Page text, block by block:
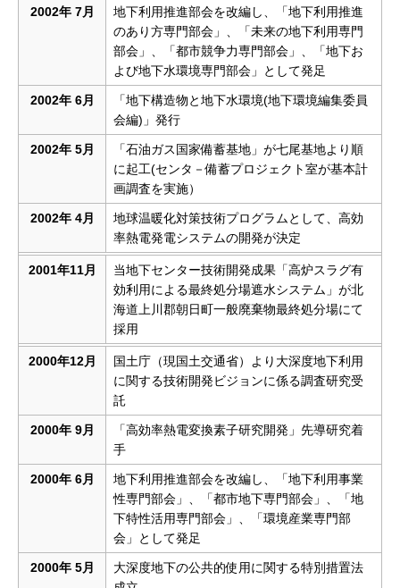
2002年 7月
地下利用推進部会を改編し、「地下利用推進
のあり方専門部会」、「未来の地下利用専門
部会」、「都市競争力専門部会」、「地下お
よび地下水環境専門部会」として発足
2002年 6月
「地下構造物と地下水環境(地下環境編集委員
会編)」発行
2002年 5月
「石油ガス国家備蓄基地」が七尾基地より順
に起工(センタ－備蓄プロジェクト室が基本計
画調査を実施）
2002年 4月
地球温暖化対策技術プログラムとして、高効
率熱電発電システムの開発が決定
2001年11月
当地下センター技術開発成果「高炉スラグ有
効利用による最終処分場遮水システム」が北
海道上川郡朝日町一般廃棄物最終処分場にて
採用
2000年12月
国土庁（現国土交通省）より大深度地下利用
に関する技術開発ビジョンに係る調査研究受
託
2000年 9月
「高効率熱電変換素子研究開発」先導研究着
手
2000年 6月
地下利用推進部会を改編し、「地下利用事業
性専門部会」、「都市地下専門部会」、「地
下特性活用専門部会」、「環境産業専門部
会」として発足
2000年 5月
大深度地下の公共的使用に関する特別措置法